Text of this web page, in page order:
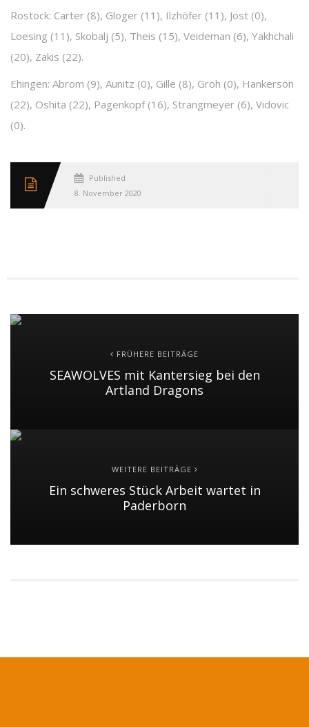
Rostock: Carter (8), Gloger (11), Ilzhöfer (11), Jost (0),
Loesing (11), Skobalj (5), Theis (15), Veideman (6), Yakhchali
(20), Zakis (22).
Ehingen: Abrom (9), Aunitz (0), Gille (8), Groh (0), Hankerson
(22), Oshita (22), Pagenkopf (16), Strangmeyer (6), Vidovic
(0).
Published
8. November 2020
FRÜHERE BEITRÄGE
SEAWOLVES mit Kantersieg bei den
Artland Dragons
WEITERE BEITRÄGE
Ein schweres Stück Arbeit wartet in
Paderborn